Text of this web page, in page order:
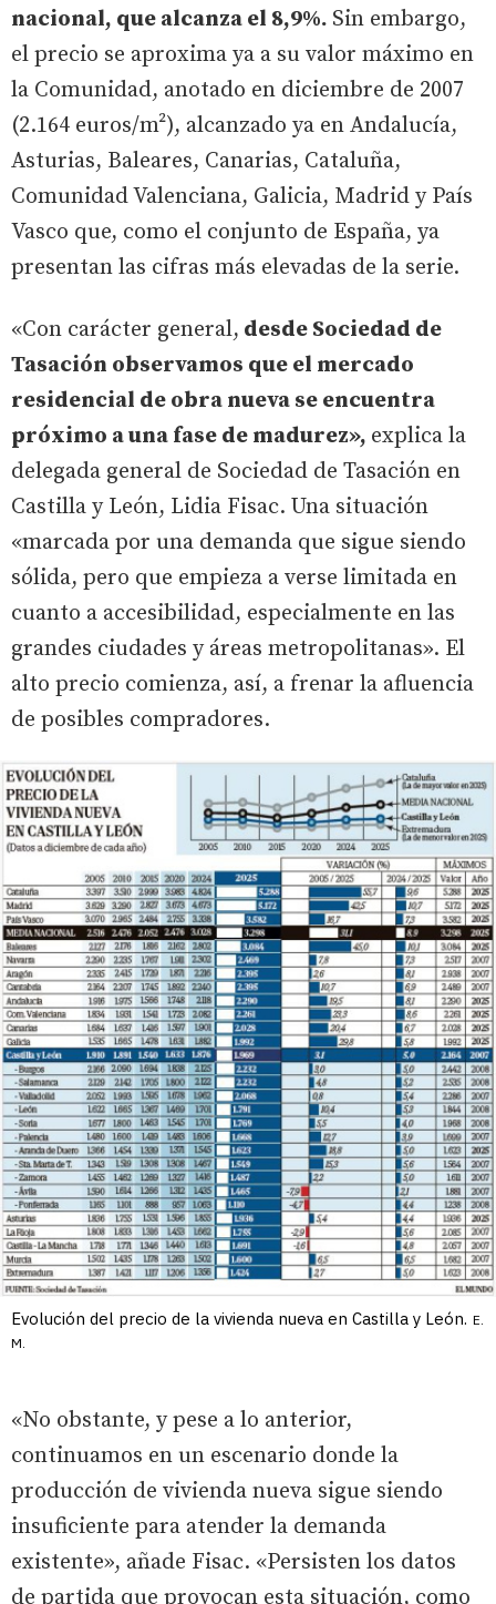
nacional, que alcanza el 8,9%. Sin embargo,
el precio se aproxima ya a su valor máximo en
la Comunidad, anotado en diciembre de 2007
(2.164 euros/m²), alcanzado ya en Andalucía,
Asturias, Baleares, Canarias, Cataluña,
Comunidad Valenciana, Galicia, Madrid y País
Vasco que, como el conjunto de España, ya
presentan las cifras más elevadas de la serie.
«Con carácter general, desde Sociedad de
Tasación observamos que el mercado
residencial de obra nueva se encuentra
próximo a una fase de madurez», explica la
delegada general de Sociedad de Tasación en
Castilla y León, Lidia Fisac. Una situación
«marcada por una demanda que sigue siendo
sólida, pero que empieza a verse limitada en
cuanto a accesibilidad, especialmente en las
grandes ciudades y áreas metropolitanas». El
alto precio comienza, así, a frenar la afluencia
de posibles compradores.
Evolución del precio de la vivienda nueva en Castilla y León. E.
M.
«No obstante, y pese a lo anterior,
continuamos en un escenario donde la
producción de vivienda nueva sigue siendo
insuficiente para atender la demanda
existente», añade Fisac. «Persisten los datos
de partida que provocan esta situación, como